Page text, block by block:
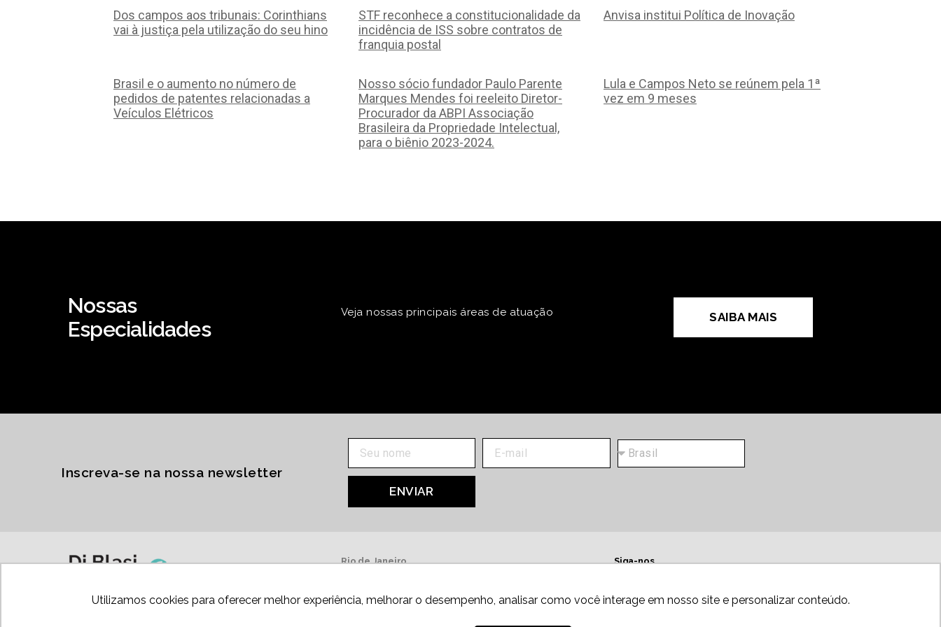
Utilizamos cookies para oferecer melhor experiência, melhorar o desempenho, analisar como você interage em nosso site e personalizar conteúdo.
Dos campos aos tribunais: Corinthians
vai à justiça pela utilização do seu hino
STF reconhece a constitucionalidade da
incidência de ISS sobre contratos de
franquia postal
Anvisa institui Política de Inovação
Brasil e o aumento no número de
pedidos de patentes relacionadas a
Veículos Elétricos
Nosso sócio fundador Paulo Parente
Marques Mendes foi reeleito Diretor-
Procurador da ABPI Associação
Brasileira da Propriedade Intelectual,
para o biênio 2023-2024.
Lula e Campos Neto se reúnem pela 1ª
vez em 9 meses
Nossas
Especialidades
Veja nossas principais áreas de atuação SAIBA MAIS
Inscreva-se na nossa newsletter
ENVIAR
Rio de Janeiro
Siga-nos